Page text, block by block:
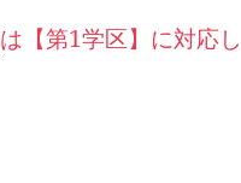
は【第1学区】に対応し